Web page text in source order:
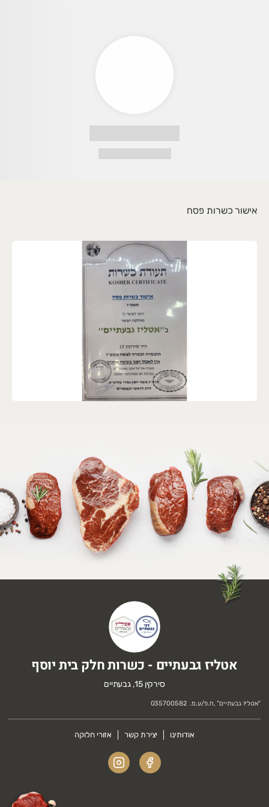
אישור כשרות פסח
אטליז גבעתיים - כשרות חלק בית יוסף
סירקין 15, גבעתיים
"אטליז גבעתיים" ,ח.פ/ע.מ. 035700582
אודותינו יצירת קשר אזורי חלוקה